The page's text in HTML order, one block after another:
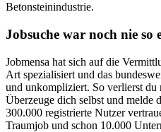
Betonsteinindustrie.
Jobsuche war noch nie so
Jobmensa hat sich auf die
Art spezialisiert und das
und unkompliziert. So verlierst
Überzeuge dich selbst und melde
300.000 registrierte Nutzer
Traumjob und schon 10.000